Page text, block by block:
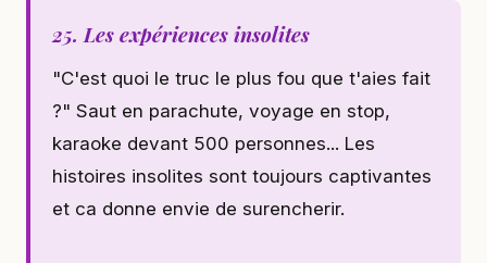
25. Les expériences insolites
"C'est quoi le truc le plus fou que t'aies fait
?" Saut en parachute, voyage en stop,
karaoke devant 500 personnes... Les
histoires insolites sont toujours captivantes
et ca donne envie de surencherir.